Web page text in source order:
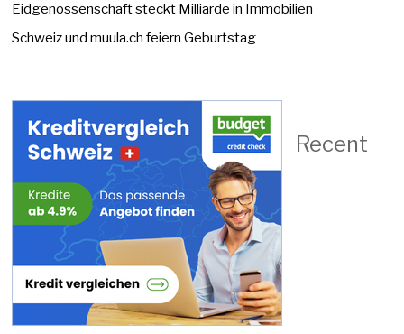
Eidgenossenschaft steckt Milliarde in Immobilien
Schweiz und muula.ch feiern Geburtstag
Recent